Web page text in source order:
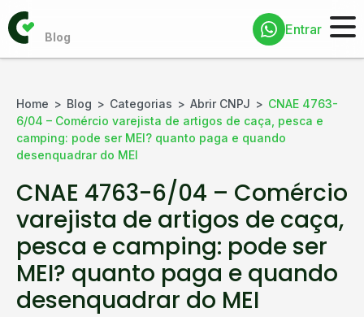
Entrar
Home Blog Categorias Abrir CNPJ
CNAE 4763-
6/04 – Comércio varejista de artigos de caça, pesca e
camping: pode ser MEI? quanto paga e quando
desenquadrar do MEI
CNAE 4763-6/04 – Comércio
varejista de artigos de caça,
pesca e camping: pode ser
MEI? quanto paga e quando
desenquadrar do MEI